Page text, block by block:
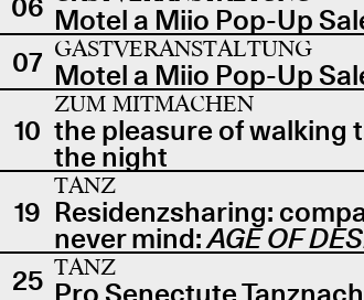
06 Motel a Miio Pop-Up
07 GASTVERANSTALTUNG
Motel a Miio Pop-Up
10
ZUM MITMACHEN
the pleasure of walking
the night
19
TANZ
Residenzsharing:
never mind:AGE OF
25 TANZ
Pro Senectute